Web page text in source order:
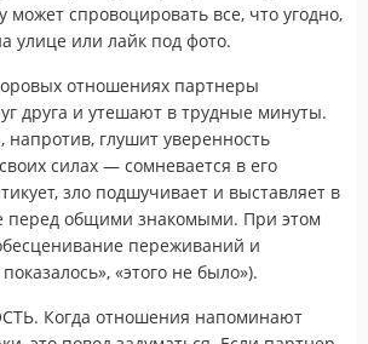
может спровоцировать все, что угодно,
улице или лайк под фото.
отношениях партнеры
друга и утешают в трудные минуты.
глушит уверенность
силах — сомневается в его
зло подшучивает и выставляет в
перед общими знакомыми. При этом
переживаний и
«этого не было»).
Когда отношения напоминают